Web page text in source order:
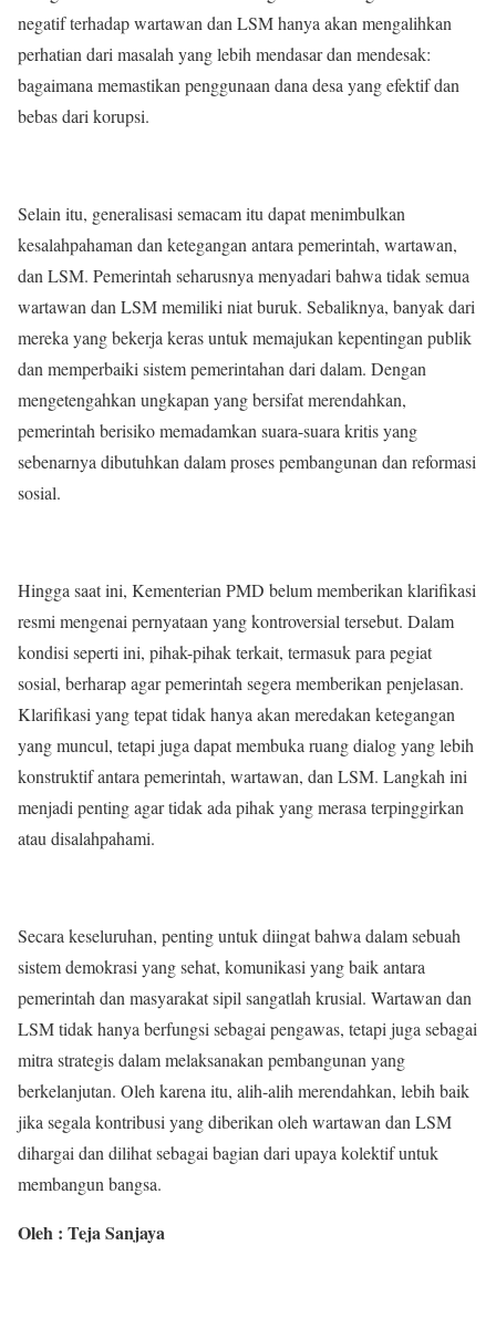
negatif terhadap wartawan dan LSM hanya akan mengalihkan
perhatian dari masalah yang lebih mendasar dan mendesak:
bagaimana memastikan penggunaan dana desa yang efektif dan
bebas dari korupsi.
Selain itu, generalisasi semacam itu dapat menimbulkan
kesalahpahaman dan ketegangan antara pemerintah, wartawan,
dan LSM. Pemerintah seharusnya menyadari bahwa tidak semua
wartawan dan LSM memiliki niat buruk. Sebaliknya, banyak dari
mereka yang bekerja keras untuk memajukan kepentingan publik
dan memperbaiki sistem pemerintahan dari dalam. Dengan
mengetengahkan ungkapan yang bersifat merendahkan,
pemerintah berisiko memadamkan suara-suara kritis yang
sebenarnya dibutuhkan dalam proses pembangunan dan reformasi
sosial.
Hingga saat ini, Kementerian PMD belum memberikan klarifikasi
resmi mengenai pernyataan yang kontroversial tersebut. Dalam
kondisi seperti ini, pihak-pihak terkait, termasuk para pegiat
sosial, berharap agar pemerintah segera memberikan penjelasan.
Klarifikasi yang tepat tidak hanya akan meredakan ketegangan
yang muncul, tetapi juga dapat membuka ruang dialog yang lebih
konstruktif antara pemerintah, wartawan, dan LSM. Langkah ini
menjadi penting agar tidak ada pihak yang merasa terpinggirkan
atau disalahpahami.
Secara keseluruhan, penting untuk diingat bahwa dalam sebuah
sistem demokrasi yang sehat, komunikasi yang baik antara
pemerintah dan masyarakat sipil sangatlah krusial. Wartawan dan
LSM tidak hanya berfungsi sebagai pengawas, tetapi juga sebagai
mitra strategis dalam melaksanakan pembangunan yang
berkelanjutan. Oleh karena itu, alih-alih merendahkan, lebih baik
jika segala kontribusi yang diberikan oleh wartawan dan LSM
dihargai dan dilihat sebagai bagian dari upaya kolektif untuk
membangun bangsa.
Oleh : Teja Sanjaya